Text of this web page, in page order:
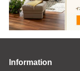
Information